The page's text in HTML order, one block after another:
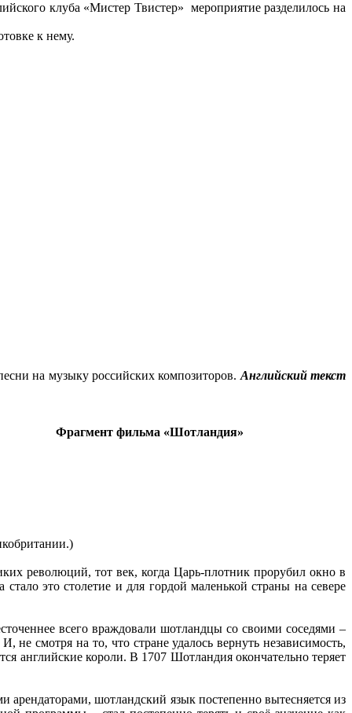
клуба «Мистер Твистер» мероприятие разделилось на
к нему.
на музыку российских композиторов.Английский текст
текст)Фрагмент фильма «Шотландия»
революций, тот век, когда Царь-плотник прорубил окно в
это столетие и для гордой маленькой страны на севере
всего враждовали шотландцы со своими соседями –
смотря на то, что стране удалось вернуть независимость,
английские короли. В 1707 Шотландия окончательно теряет
шотландский язык постепенно вытесняется из